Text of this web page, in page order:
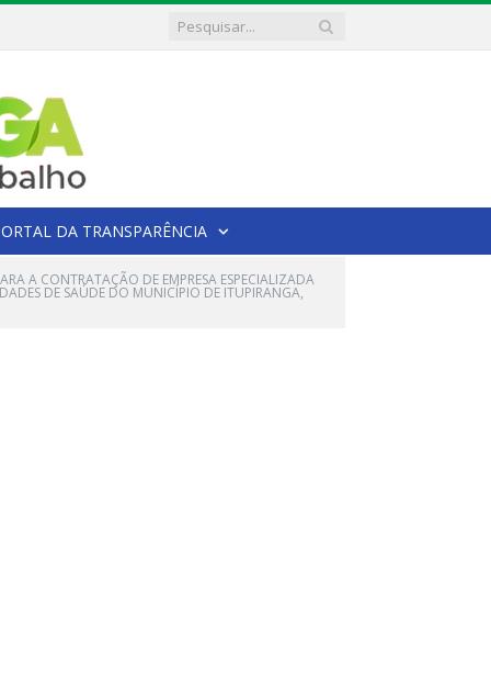
DA TRANSPARÊNCIA
A CONTRATAÇÃO DE EMPRESA ESPECIALIZADA
DE SAÚDE DO MUNICÍPIO DE ITUPIRANGA,